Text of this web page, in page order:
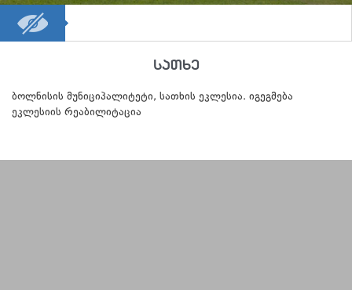
სათხე
ბოლნისის მუნიციპალიტეტი, სათხის ეკლესია. იგეგმება
ეკლესიის რეაბილიტაცია